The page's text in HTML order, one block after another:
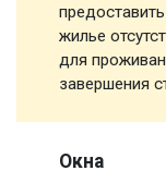
жилье
для
завершения
Окна